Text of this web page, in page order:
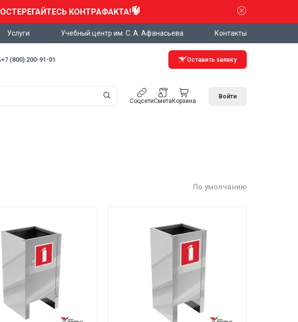
ОСТЕРЕГАЙТЕСЬ КОНТРАФАКТА!
Услуги Учебный центр им. С. А. Афанасьева Контакты
+7 (800) 200-91-01 Оставить заявку
СоцсетиСмета Корзина
Войти
По умолчанию